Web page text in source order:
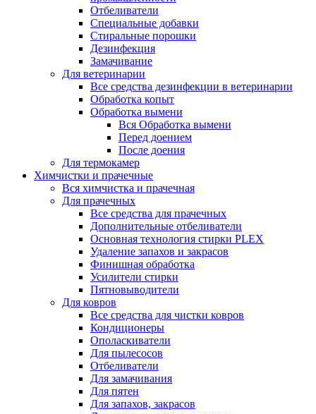
Отбеливатели
Специальные добавки
Стиральные порошки
Дезинфекция
Замачивание
Для ветеринарии
Все средства дезинфекции в ветеринарии
Обработка копыт
Обработка вымени
Вся Обработка вымени
Перед доением
После доения
Для термокамер
Химчистки и прачечные
Вся химчистка и прачечная
Для прачечных
Все средства для прачечных
Дополнительные отбеливатели
Основная технология стирки PLEX
Удаление запахов и закрасов
Финишная обработка
Усилители стирки
Пятновыводители
Для ковров
Все средства для чистки ковров
Кондиционеры
Ополаскиватели
Для пылесосов
Отбеливатели
Для замачивания
Для пятен
Для запахов, закрасов